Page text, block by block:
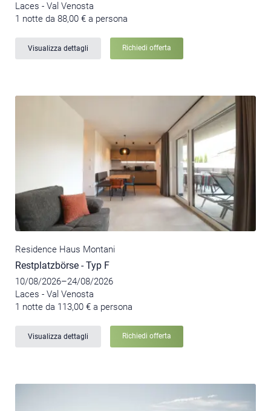
Laces - Val Venosta
1 notte da 88,00 € a persona
Visualizza dettagli Richiedi offerta
Residence Haus Montani
Restplatzbörse - Typ F
10/08/2026–24/08/2026
Laces - Val Venosta
1 notte da 113,00 € a persona
Visualizza dettagli Richiedi offerta